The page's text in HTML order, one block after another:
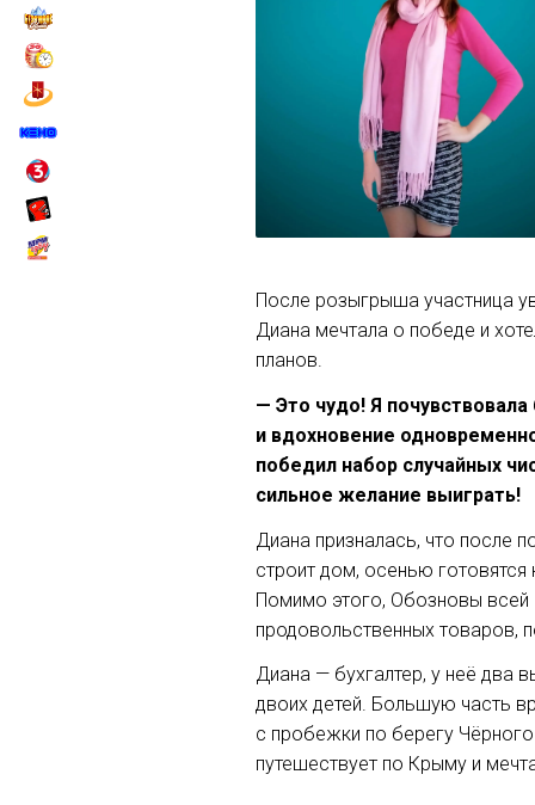
После розыгрыша участница
Диана мечтала о победе и
планов.
— Это чудо! Я
и вдохновение
победил набор случайных
сильное желание выиграть!
Диана призналась, что после
строит дом, осенью
Помимо этого, Обозновы всей
продовольственных товаров,
Диана — бухгалтер, у неё два
двоих детей. Большую часть
с пробежки по берегу
путешествует по Крыму и